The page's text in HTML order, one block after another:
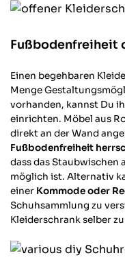
Fußbodenfreiheit
Einen begehbaren
Menge
vorhanden, kannst Du
einrichten. Möbel aus
direkt an der Wand
Fußbodenfreiheit
dass das Staubwischen
möglich ist. Alternativ
einer Kommode oder
Schuhsammlung zu
Kleiderschrank selber